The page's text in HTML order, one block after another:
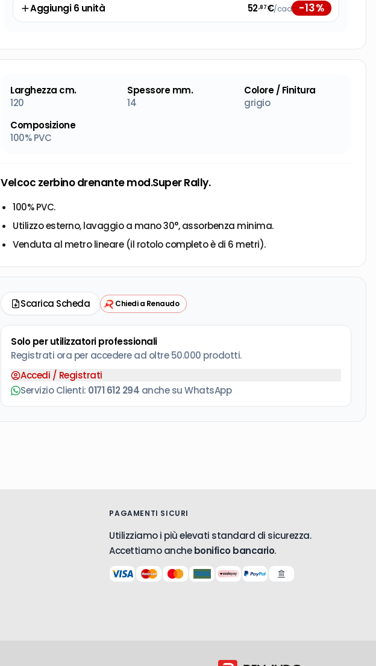
Aggiungi6 unità 52,87€/cad -13%
Larghezza cm.
120
Spessore mm.
14
Colore / Finitura
grigio
Composizione
100% PVC
Velcoc zerbino drenante mod.Super Rally.
100% PVC.
Utilizzo esterno, lavaggio a mano 30°, assorbenza minima.
Venduta al metro lineare (il rotolo completo è di 6 metri).
Scarica Scheda Chiedi a Renaudo
Solo per utilizzatori professionali
Registrati ora per accedere ad oltre 50.000 prodotti.
Accedi / Registrati
Servizio Clienti: 0171 612 294 anche su WhatsApp
PAGAMENTI SICURI
Utilizziamo i più elevati standard di sicurezza.
Accettiamo anchebonifico bancario.